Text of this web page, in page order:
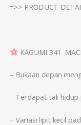
=>> PRODUCT
KAGUMI 341
– Bukaan depan
– Terdapat tali hidup
– Variasi lipit kecil